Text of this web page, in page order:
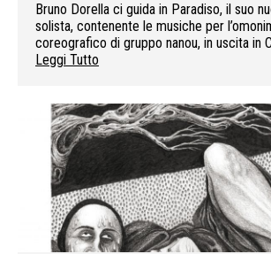
Bruno Dorella ci guida in Paradiso, il suo
solista, contenente le musiche per
coreografico di gruppo nanou, in uscita in
Leggi Tutto